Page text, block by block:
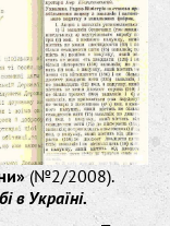
(№2/2008).
в Україні.